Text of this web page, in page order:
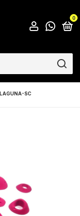
0
LAGUNA-SC